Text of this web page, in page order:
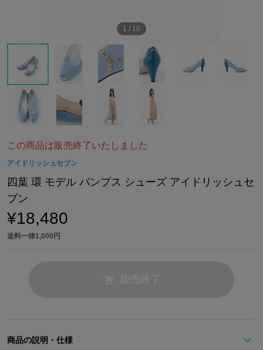
1 / 10
この商品は販売終了いたしました
アイドリッシュセブン
四葉 環 モデル パンプス シューズ アイドリッシュセ
ブン
¥18,480
送料一律1,000円
商品の説明・仕様